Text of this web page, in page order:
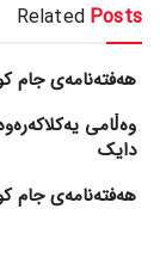
Related Posts
هەفتەنامەی جام
وەڵامی
دایک
هەفتەنامەی جام